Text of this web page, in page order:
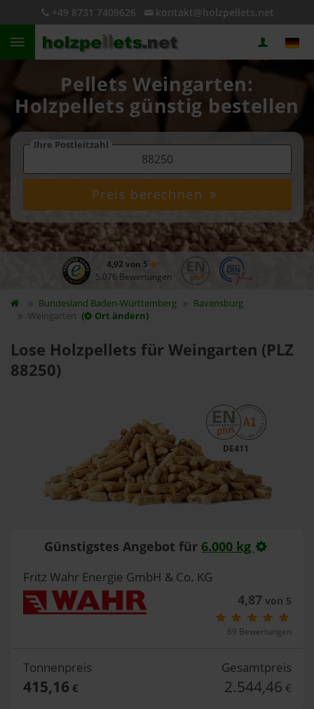
+49 8731 7409626 kontakt@holzpellets.net
Pellets Weingarten:
Holzpellets günstig bestellen
Ihre Postleitzahl
Preis berechnen
4,92 von 5
5.076 Bewertungen
Bundesland Baden-Württemberg
Ravensburg
Weingarten ( Ort ändern)
Lose Holzpellets für Weingarten (PLZ
88250)
DE411
Günstigstes Angebot für 6.000 kg
Fritz Wahr Energie GmbH & Co. KG
4,87von 5
69 Bewertungen
Tonnenpreis
415,16 €
Gesamtpreis
2.544,46 €